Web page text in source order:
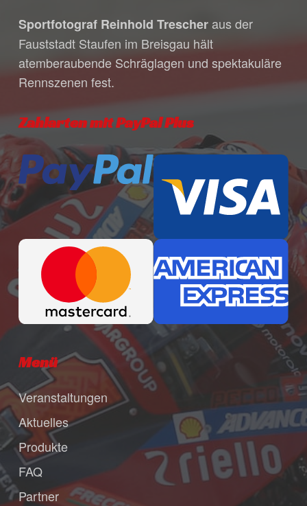
Zahlungsmodalitäten während unserer
Bürozeiten. Bitte habe dafür Verständnis,
dass unser Öffnungszeiten in den
Sommermonaten variieren, da wir häufig
sind.
Sportfotograf Reinhold Trescheraus der
Fauststadt Staufen im Breisgau hält
atemberaubende Schräglagen und spektakuläre
Rennszenen fest.
Zahlarten mit PayPal Plus
Menü
Veranstaltungen
Aktuelles
Produkte
FAQ
Partner